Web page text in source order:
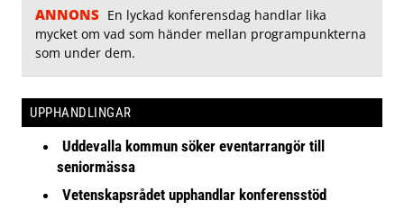
ANNONS En lyckad konferensdag handlar lika
mycket om vad som händer mellan programpunkterna
som under dem.
UPPHANDLINGAR
Uddevalla kommun söker eventarrangör till
seniormässa
Vetenskapsrådet upphandlar konferensstöd